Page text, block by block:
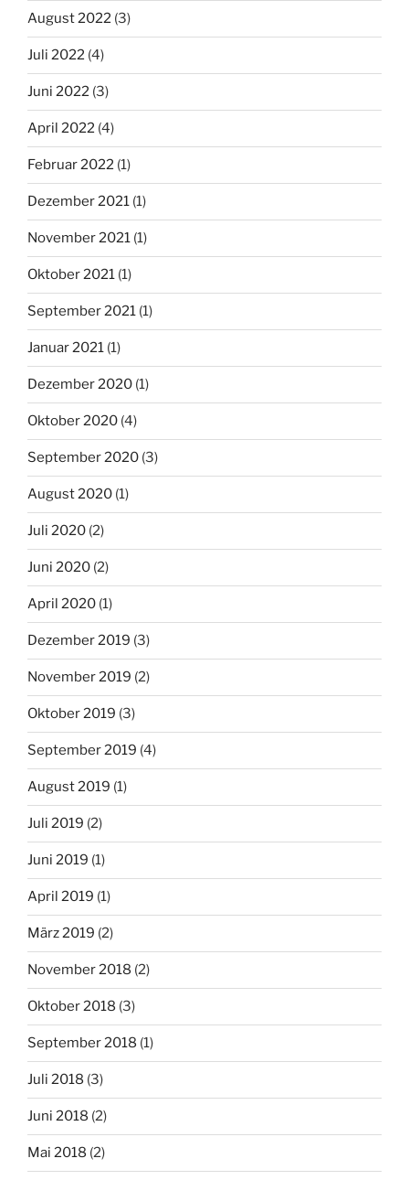
August 2022 (3)
Juli 2022 (4)
Juni 2022 (3)
April 2022 (4)
Februar 2022 (1)
Dezember 2021 (1)
November 2021 (1)
Oktober 2021 (1)
September 2021 (1)
Januar 2021 (1)
Dezember 2020 (1)
Oktober 2020 (4)
September 2020 (3)
August 2020 (1)
Juli 2020 (2)
Juni 2020 (2)
April 2020 (1)
Dezember 2019 (3)
November 2019 (2)
Oktober 2019 (3)
September 2019 (4)
August 2019 (1)
Juli 2019 (2)
Juni 2019 (1)
April 2019 (1)
März 2019 (2)
November 2018 (2)
Oktober 2018 (3)
September 2018 (1)
Juli 2018 (3)
Juni 2018 (2)
Mai 2018 (2)